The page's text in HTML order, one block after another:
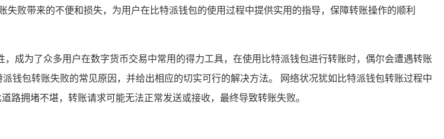
败带来的不便和损失，为用户在比特派钱包的使用过程中提供实用的指导，保障转账操作的顺利
成为了众多用户在数字货币交易中常用的得力工具，在使用比特派钱包进行转账时，偶尔会遭遇转账
钱包转账失败的常见原因，并给出相应的切实可行的解决方法。 网络状况犹如比特派钱包转账过程中
路拥堵不堪，转账请求可能无法正常发送或接收，最终导致转账失败。